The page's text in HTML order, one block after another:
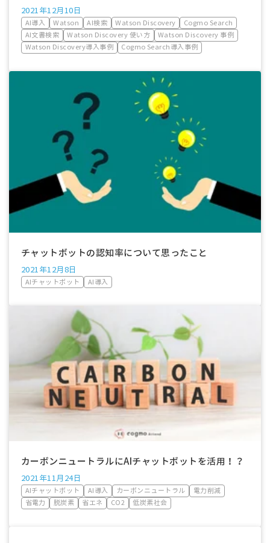
2021年12月10日
AI導入 Watson AI検索 Watson Discovery
Cogmo Search
AI文書検索
Watson Discovery 使い方
Watson Discovery 事例
Watson Discovery導入事例
Cogmo Search導入事例
チャットボットの認知率について思ったこと
2021年12月8日
AIチャットボット AI導入
カーボンニュートラルにAIチャットボットを活用！？
2021年11月24日
AIチャットボット AI導入 カーボンニュートラル
電力削減
省電力
脱炭素 省エネ CO2 低炭素社会